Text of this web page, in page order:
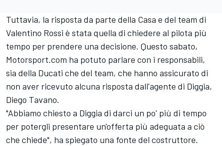
Tuttavia, la risposta da parte della Casa e del team di
Valentino Rossi è stata quella di chiedere al pilota più
tempo per prendere una decisione. Questo sabato,
Motorsport.com ha potuto parlare con i responsabili,
sia della Ducati che del team, che hanno assicurato di
non aver ricevuto alcuna risposta dall'agente di Diggia,
Diego Tavano.
"Abbiamo chiesto a Diggia di darci un po' più di tempo
per potergli presentare un'offerta più adeguata a ciò
che chiede", ha spiegato una fonte del costruttore.